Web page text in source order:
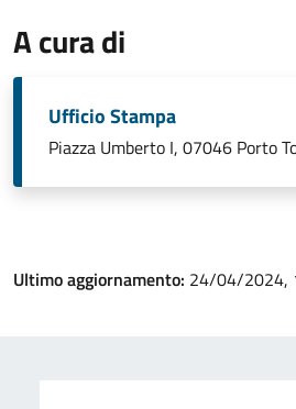
A cura di
Ufficio Stampa
Piazza Umberto I, 07046 Porto
Ultimo aggiornamento: 24/04/2024,